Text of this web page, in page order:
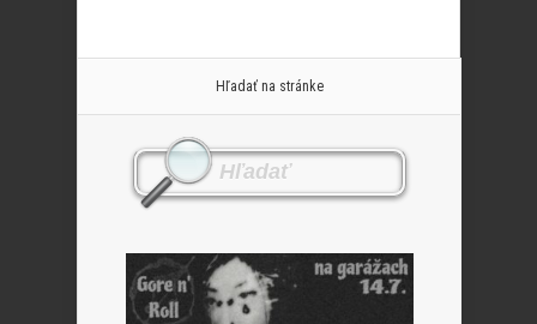
Hľadať na stránke